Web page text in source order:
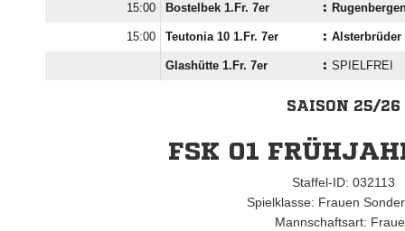
 Bostelbek 1.Fr. 7er :
 Teutonia 10 1.Fr. 7er : Alsterbrüder
Glashütte 1.Fr. 7er : SPIELFREI
SAISON 25/26
FSK 01
Staffel-ID: 032113
Spielklasse: Frauen
Mannschaftsart: